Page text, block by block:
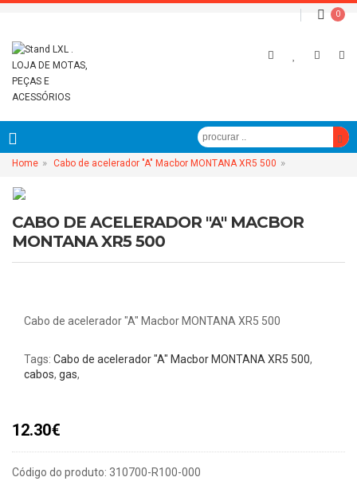
0
Home » Cabo de acelerador "A" Macbor MONTANA XR5 500 »
CABO DE ACELERADOR "A" MACBOR
MONTANA XR5 500
Cabo de acelerador "A" Macbor MONTANA XR5 500
Tags: Cabo de acelerador "A" Macbor MONTANA XR5 500,
cabos, gas,
12.30€
Código do produto: 310700-R100-000